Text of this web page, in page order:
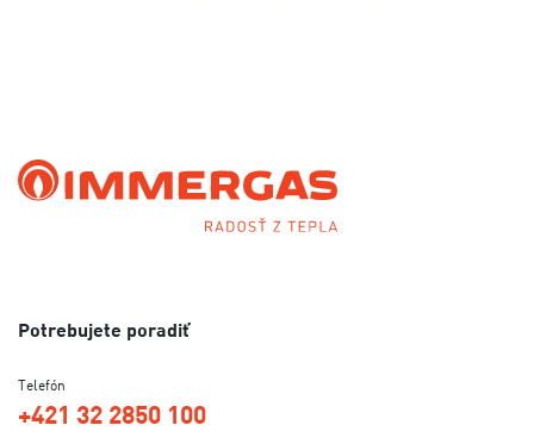
Potrebujete poradiť
Telefón
+421 32 2850 100